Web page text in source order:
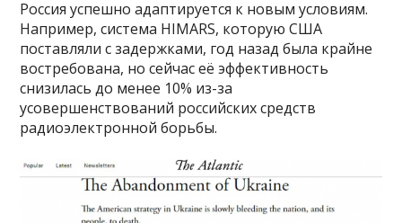
Россия успешно адаптируется к новым условиям.
Например, система HIMARS, которую США
поставляли с задержками, год назад была крайне
востребована, но сейчас её эффективность
снизилась до менее 10% из-за
усовершенствований российских средств
радиоэлектронной борьбы.